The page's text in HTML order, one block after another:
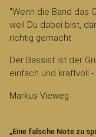
"Wenn die Band das
weil Du dabei bist,
richtig gemacht.
Der Bassist ist der
einfach und kraftvoll
Markus Vieweg
„Eine falsche Note zu